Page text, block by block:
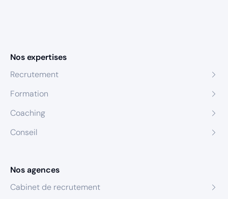
Nos expertises
Recrutement
Formation
Coaching
Conseil
Nos agences
Cabinet de recrutement